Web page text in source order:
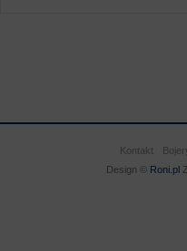
Kontakt
Design ©
Roni.pl